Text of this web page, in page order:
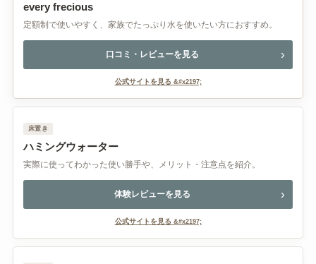
every frecious
定額制で使いやすく、家族でたっぷり水を使いたい方におすすめ。
口コミ・レビューを見る
公式サイトを見る
床置き
ハミングウォーター
実際に使ってわかった使い勝手や、メリット・注意点を紹介。
体験レビューを見る
公式サイトを見る